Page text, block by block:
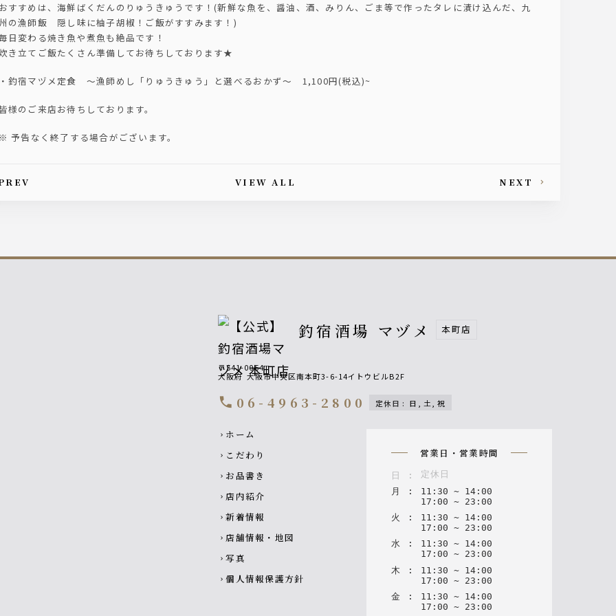
すすめは、海鮮ばくだんのりゅうきゅうです！(新鮮な魚を、醤油、酒、みりん、ごま等で作ったタレに漬け込んだ、九
の漁師飯 隠し味に柚子胡椒！ご飯がすすみます！)
日変わる焼き魚や煮魚も絶品です！
き立てご飯たくさん準備してお待ちしております★
釣宿マヅメ定食 ～漁師めし「りゅうきゅう」と選べるおかず～ 1,100円(税込)~
様のご来店お待ちしております。
予告なく終了する場合がございます。
article's paging VIEW ALL NEXT
釣宿酒場 マヅメ 本町店
〒541-0054
大阪府 大阪市中央区南本町3-6-14イトウビルB2F
call 06-4963-2800 定休日 : 日, 土, 祝
Footer navigation
chevron_right ホーム
chevron_right こだわり
chevron_right お品書き
chevron_right 店内紹介
chevron_right 新着情報
chevron_right 店舗情報・地図
chevron_right 写真
chevron_right 個人情報保護方針
営業日・営業時間
日 :
定休日
月
: 11 : 30 ~ 14: 00
17 : 00 ~ 23 : 00
火
: 11 : 30 ~ 14: 00
17 : 00 ~ 23 : 00
水 : 11 : 30 ~ 14: 00
17 : 00 ~ 23 : 00
木
: 11 : 30 ~ 14: 00
17 : 00 ~ 23 : 00
金
: 11 : 30 ~ 14: 00
17 : 00 ~ 23 : 00